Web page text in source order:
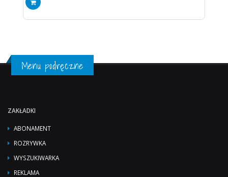
Menu podręczne
ZAKŁADKI
ABONAMENT
ROZRYWKA
WYSZUKIWARKA
REKLAMA